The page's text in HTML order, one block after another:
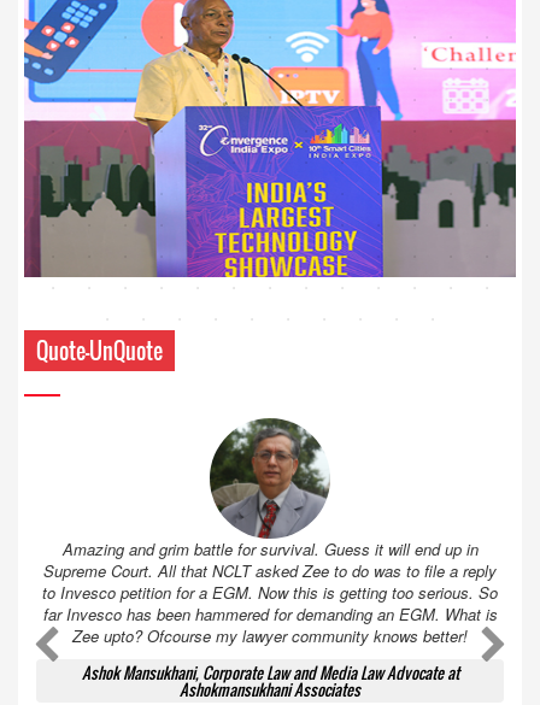
Quote-UnQuote
Amazing and grim battle for survival. Guess it will end up in
Supreme Court. All that NCLT asked Zee to do was to file a reply
to Invesco petition for a EGM. Now this is getting too serious. So
far Invesco has been hammered for demanding an EGM. What is
Zee upto? Ofcourse my lawyer community knows better!
Ashok Mansukhani, Corporate Law and Media Law Advocate at
Ashokmansukhani Associates